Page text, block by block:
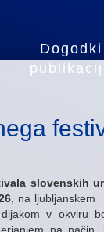
slovenskih
, na ljubljanskem
v okviru